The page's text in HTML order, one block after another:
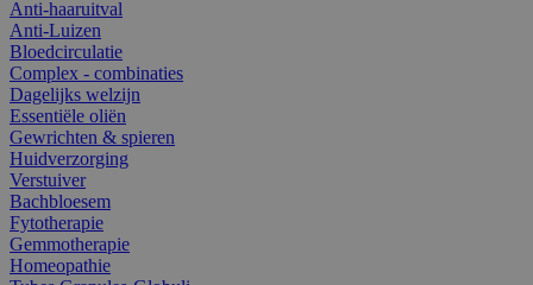
Anti-haaruitval
Anti-Luizen
Bloedcirculatie
Complex - combinaties
Dagelijks welzijn
Essentiële oliën
Gewrichten & spieren
Huidverzorging
Verstuiver
Bachbloesem
Fytotherapie
Gemmotherapie
Homeopathie